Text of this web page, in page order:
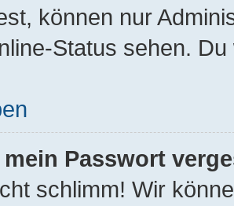
können nur
Status sehen.
mein Passwort
schlimm! Wir